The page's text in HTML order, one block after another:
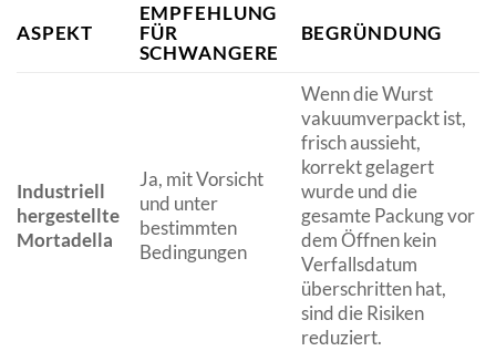
ASPEKT
EMPFEHLUNG
FÜR
SCHWANGERE
BEGRÜNDUNG
Industriell
hergestellte
Mortadella
Ja, mit Vorsicht
und unter
bestimmten
Bedingungen
Wenn die Wurst
vakuumverpackt ist,
frisch aussieht,
korrekt gelagert
wurde und die
gesamte Packung vor
dem Öffnen kein
Verfallsdatum
überschritten hat,
sind die Risiken
reduziert.